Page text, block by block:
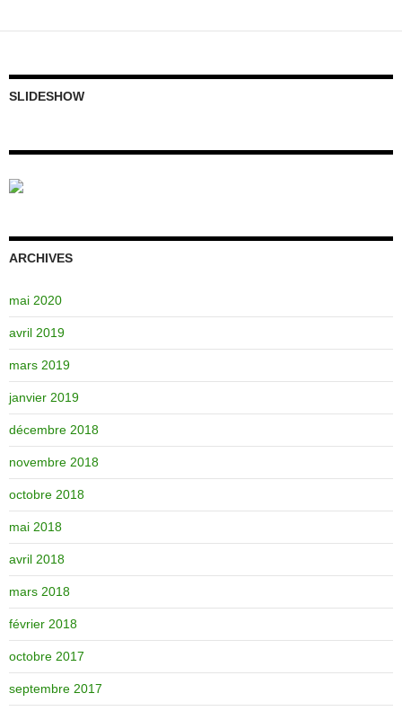
SLIDESHOW
ARCHIVES
mai 2020
avril 2019
mars 2019
janvier 2019
décembre 2018
novembre 2018
octobre 2018
mai 2018
avril 2018
mars 2018
février 2018
octobre 2017
septembre 2017